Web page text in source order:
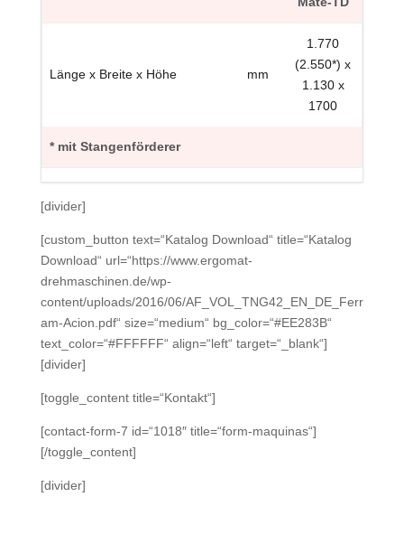
Länge x Breite x Höhe mm
1.770
(2.550*) x
1.130 x
1700
* mit Stangenförderer
[divider]
[custom_button text=“Katalog Download“ title=“Katalog
Download“ url=“https://www.ergomat-
drehmaschinen.de/wp-
content/uploads/2016/06/AF_VOL_TNG42_EN_DE_Ferr
am-Acion.pdf“ size=“medium“ bg_color=“#EE283B“
text_color=“#FFFFFF“ align=“left“ target=“_blank“]
[divider]
[toggle_content title=“Kontakt“]
[contact-form-7 id=“1018″ title=“form-maquinas“]
[/toggle_content]
[divider]